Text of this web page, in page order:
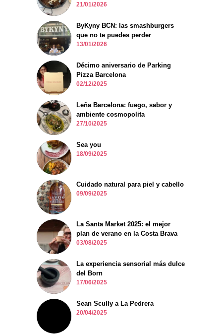
21/01/2026
ByKyny BCN: las smashburgers
que no te puedes perder
13/01/2026
Décimo aniversario de Parking
Pizza Barcelona
02/12/2025
Leña Barcelona: fuego, sabor y
ambiente cosmopolita
27/10/2025
Sea you
18/09/2025
Cuidado natural para piel y cabello
09/09/2025
La Santa Market 2025: el mejor
plan de verano en la Costa Brava
03/08/2025
La experiencia sensorial más dulce
del Born
17/06/2025
Sean Scully a La Pedrera
20/04/2025